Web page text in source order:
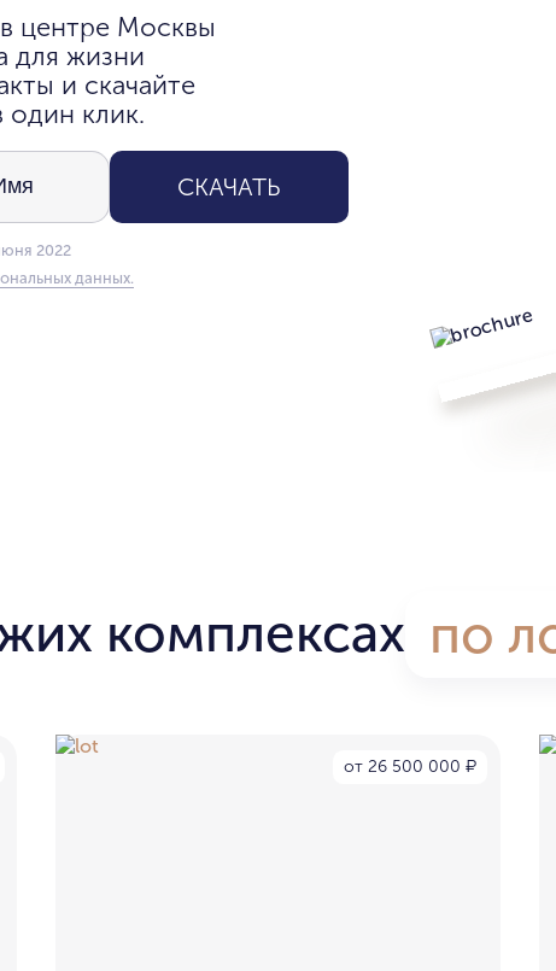
центре Москвы
для жизни
и скачайте
один клик.
СКАЧАТЬ
2022
данных.
комплексах по
от 26 500 000 ₽